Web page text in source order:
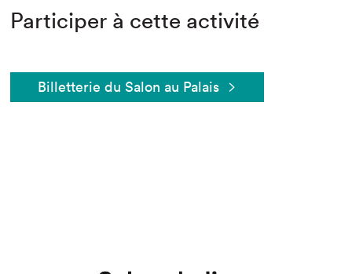
Participer à cette activité
Billetterie du Salon au Palais